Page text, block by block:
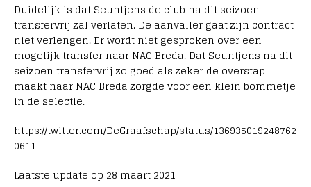
Duidelijk is dat Seuntjens de club na dit seizoen
transfervrij zal verlaten. De aanvaller gaat zijn contract
niet verlengen. Er wordt niet gesproken over een
mogelijk transfer naar NAC Breda. Dat Seuntjens na dit
seizoen transfervrij zo goed als zeker de overstap
maakt naar NAC Breda zorgde voor een klein bommetje
in de selectie.
https://twitter.com/DeGraafschap/status/136935019248762
0611
Laatste update op 28 maart 2021